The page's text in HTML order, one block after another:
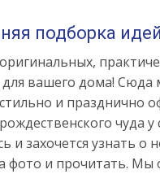
подборка
вашего дома! Сюда
и празднично
чуда
и захочется узнать о
фото и прочитать. Мы